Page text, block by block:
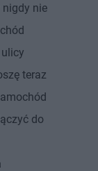
nigdy nie
teraz
do